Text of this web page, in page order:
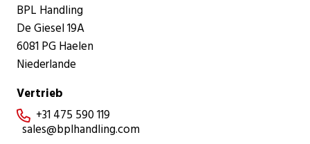
BPL Handling
De Giesel 19A
6081 PG Haelen
Niederlande
Vertrieb
 +31 475 590 119
sales@bplhandling.com